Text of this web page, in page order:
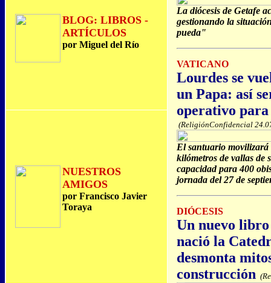
La diócesis de Getafe
gestionando la
pueda"
VATICANO
Lourdes se
un Papa: así
operativo
(ReligiónConfidencial
El santuario
kilómetros de vallas de
capacidad para 400
jornada del 27 de
DIÓCESIS
Un nuevo
nació la
desmonta
construcción
BLOG: LIBROS -
ARTÍCULOS
por Miguel del Río
NUESTROS
AMIGOS
por Francisco Javier
Toraya